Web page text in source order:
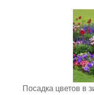
Посадка цветов в